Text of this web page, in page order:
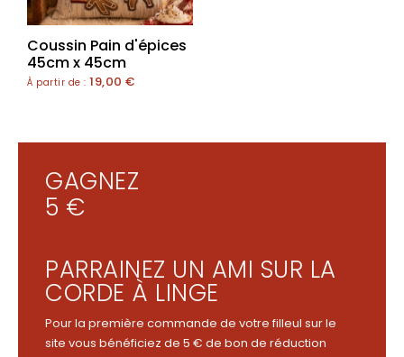
Coussin Pain d'épices
45cm x 45cm
À partir de : 19,00 €
GAGNEZ
5 €
PARRAINEZ UN AMI SUR LA
CORDE À LINGE
Pour la première commande de votre filleul sur le
site vous bénéficiez de 5 € de bon de réduction